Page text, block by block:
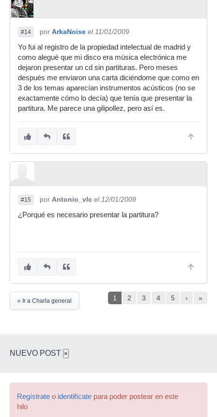
#14 por ArkaNoise el 11/01/2009
Yo fui al registro de la propiedad intelectual de madrid y
como alegué que mi disco era música electrónica me
dejaron presentar un cd sin partituras. Pero meses
después me enviaron una carta diciéndome que como en
3 de los temas aparecían instrumentos acústicos (no se
exactamente cómo lo decía) que tenía que presentar la
partitura. Me parece una gilipollez, pero así es.
#15 por Antonio_vlc el 12/01/2009
¿Porqué es necesario presentar la partitura?
1 2 3 4 5 › »
« Ir a Charla general
NUEVO POST ×
Regístrate o identifícate para poder postear en este
hilo